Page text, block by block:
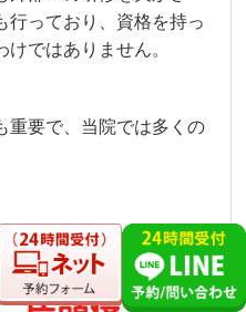
行っており、資格を持っ
ではありません。
重要で、当院では多くの